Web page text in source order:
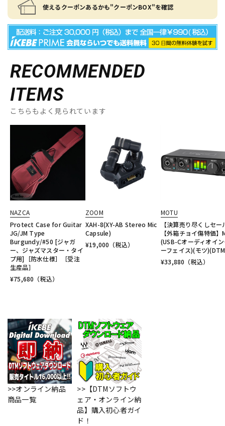
使えるクーポンあるかも"クーポンBOX"を確認
RECOMMENDED
ITEMS
こちらもよく見られています
NAZCA
Protect Case for Guitar
JG/JM Type
Burgundy/#50 [ジャガ
ー、ジャズマスター・タイ
プ用]［防水仕様］［受注
生産品］
¥75,680 （税込）
ZOOM
XAH-8(XY-AB Stereo Mic
Capsule)
¥19,000 （税込）
MOTU
【決算売り尽くしセー
【外箱チョイ傷特価】
(USB-Cオーディオイ
ーフェイス)(モツ
¥33,880 （税込）
>>オンライン納品
商品一覧
>>【DTMソフトウ
ェア・オンライン納
品】購入初心者ガイ
ド！